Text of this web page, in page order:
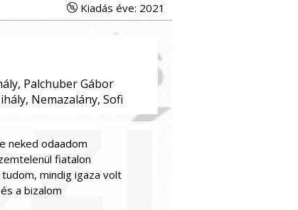
Kiadás éve: 2021
Palchuber Gábor
Nemazalány, Sofi
neked odaadom
fiatalon
mindig igaza volt
a bizalom